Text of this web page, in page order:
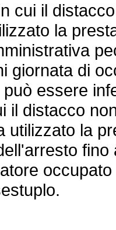
il
la
giornata di
essere
il distacco
utilizzato la